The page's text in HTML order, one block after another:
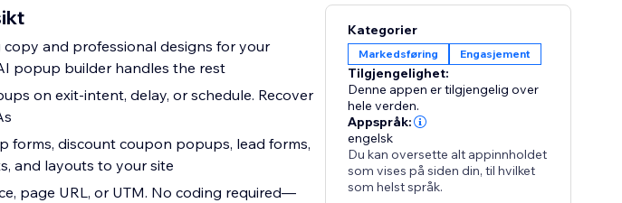
and professional designs for your
popup builder handles the rest
on exit-intent, delay, or schedule. Recover
forms, discount coupon popups, lead forms,
and layouts to your site
page URL, or UTM. No coding required—
Kategorier
Markedsføring Engasjement
Tilgjengelighet:
Denne appen er tilgjengelig over
hele verden.
Appspråk:
engelsk
Du kan oversette alt appinnholdet
som vises på siden din, til hvilket
som helst språk.